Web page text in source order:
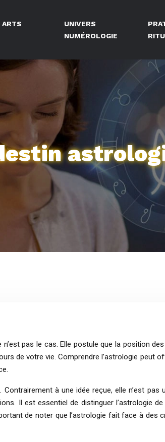
ARTS
UNIVERS
NUMÉROLOGIE
pas le cas. Elle postule que la position
de votre vie. Comprendre l’astrologie peut
à une idée reçue, elle n’est pas
Il est essentiel de distinguer l’astrologie
de noter que l’astrologie fait face à des